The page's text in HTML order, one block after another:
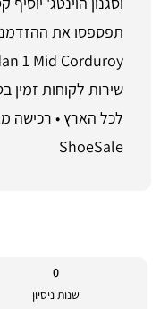
תפספסו את
לכל הארץ • רכישה
ShoeSale
0
שנות ניסיון